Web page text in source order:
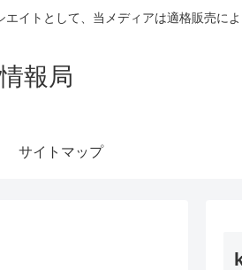
イトとして、当メディアは適格販売によ
報局
サイトマップ